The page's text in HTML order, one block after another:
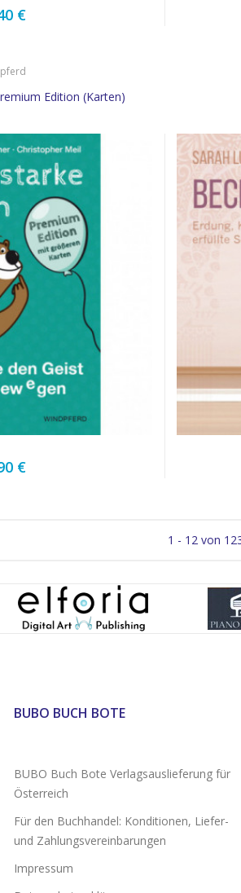
€
Edition (Karten)
€
1 - 12 von
BUBO BUCH BOTE
BUBO Buch Bote Verlagsauslieferung für
Österreich
Für den Buchhandel: Konditionen, Liefer-
und Zahlungsvereinbarungen
Impressum